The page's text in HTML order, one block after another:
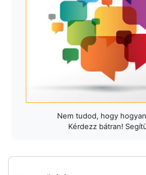
Nem tudod, hogy
Kérdezz bátran!